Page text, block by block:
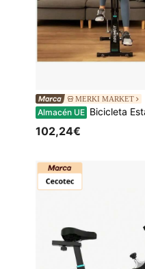
MERKI MARKET
Almacén UE Bicicleta Estática Plegable DrumFit X-Bike Neo:
102,24€